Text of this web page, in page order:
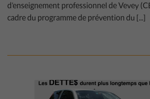
d’enseignement professionnel de Vevey
cadre du programme de prévention du [...]